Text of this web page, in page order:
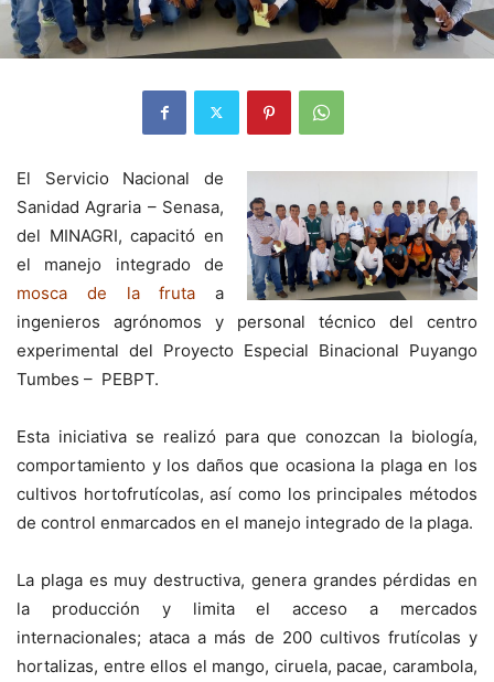
El Servicio Nacional de
Sanidad Agraria – Senasa,
del MINAGRI, capacitó en
el manejo integrado de
mosca de la fruta a
ingenieros agrónomos y personal técnico del centro
experimental del Proyecto Especial Binacional Puyango
Tumbes – PEBPT.
Esta iniciativa se realizó para que conozcan la biología,
comportamiento y los daños que ocasiona la plaga en los
cultivos hortofrutícolas, así como los principales métodos
de control enmarcados en el manejo integrado de la plaga.
La plaga es muy destructiva, genera grandes pérdidas en
la producción y limita el acceso a mercados
internacionales; ataca a más de 200 cultivos frutícolas y
hortalizas, entre ellos el mango, ciruela, pacae, carambola,